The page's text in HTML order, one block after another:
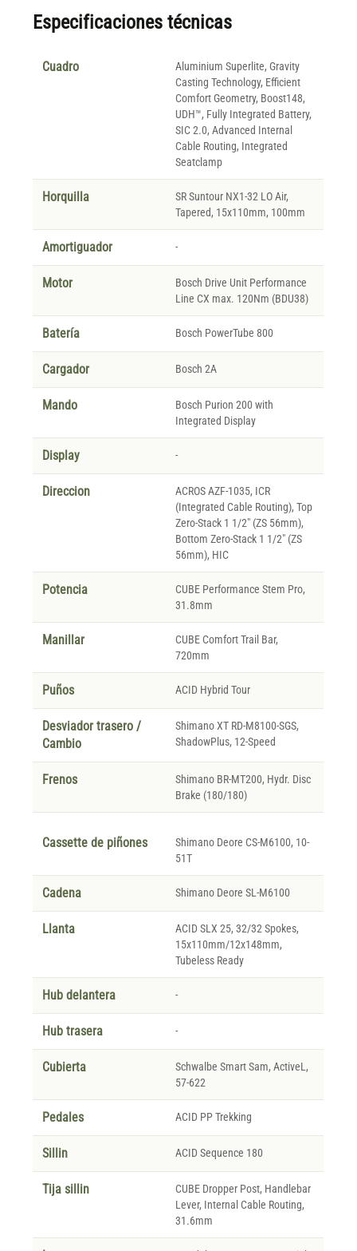
Especificaciones técnicas
Cuadro
Aluminium Superlite, Gravity
Casting Technology, Efficient
Comfort Geometry, Boost148,
UDH™, Fully Integrated Battery,
SIC 2.0, Advanced Internal
Cable Routing, Integrated
Seatclamp
Horquilla
SR Suntour NX1-32 LO Air,
Tapered, 15x110mm, 100mm
Amortiguador -
Motor
Bosch Drive Unit Performance
Line CX max. 120Nm (BDU38)
Batería Bosch PowerTube 800
Cargador Bosch 2A
Mando
Bosch Purion 200 with
Integrated Display
Display -
Direccion
ACROS AZF-1035, ICR
(Integrated Cable Routing), Top
Zero-Stack 1 1/2" (ZS 56mm),
Bottom Zero-Stack 1 1/2" (ZS
56mm), HIC
Potencia
CUBE Performance Stem Pro,
31.8mm
Manillar
CUBE Comfort Trail Bar,
720mm
Puños ACID Hybrid Tour
Desviador trasero /
Cambio
Shimano XT RD-M8100-SGS,
ShadowPlus, 12-Speed
Frenos
Shimano BR-MT200, Hydr. Disc
Brake (180/180)
Cassette de piñones
Shimano Deore CS-M6100, 10-
51T
Cadena Shimano Deore SL-M6100
Llanta
ACID SLX 25, 32/32 Spokes,
15x110mm/12x148mm,
Tubeless Ready
Hub delantera -
Hub trasera -
Cubierta
Schwalbe Smart Sam, ActiveL,
57-622
Pedales ACID PP Trekking
Sillin ACID Sequence 180
Tija sillin
CUBE Dropper Post, Handlebar
Lever, Internal Cable Routing,
31.6mm